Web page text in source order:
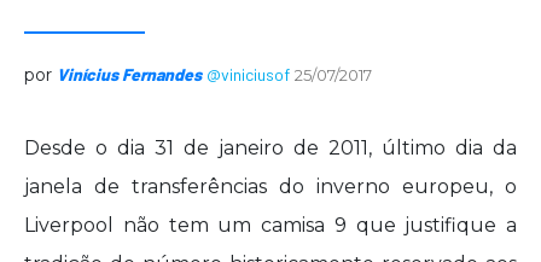
por Vinícius Fernandes @viniciusof 25/07/2017
Desde o dia 31 de janeiro de 2011, último dia da
janela de transferências do inverno europeu, o
Liverpool não tem um camisa 9 que justifique a